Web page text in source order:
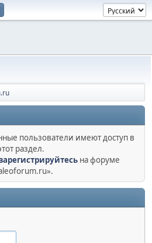
пользователи имеют доступ в
раздел.
на форуме